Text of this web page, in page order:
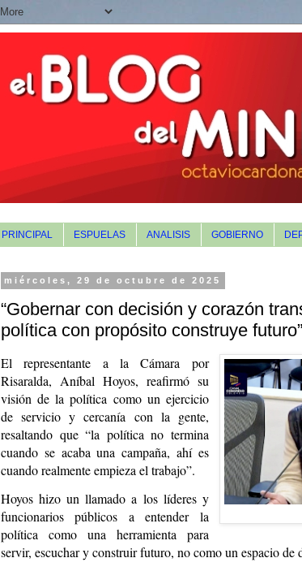
PRINCIPAL ESPUELAS ANALISIS GOBIERNO
miércoles, 29 de octubre de 2025
“Gobernar con decisión y corazón
política con propósito construye
El representante a la Cámara por
Risaralda, Aníbal Hoyos, reafirmó su
visión de la política como un ejercicio
de servicio y cercanía con la gente,
resaltando que “la política no termina
cuando se acaba una campaña, ahí es
cuando realmente empieza el trabajo”.
Hoyos hizo un llamado a los líderes y
funcionarios públicos a entender la
política como una herramienta para
servir, escuchar y construir futuro, no como un espacio